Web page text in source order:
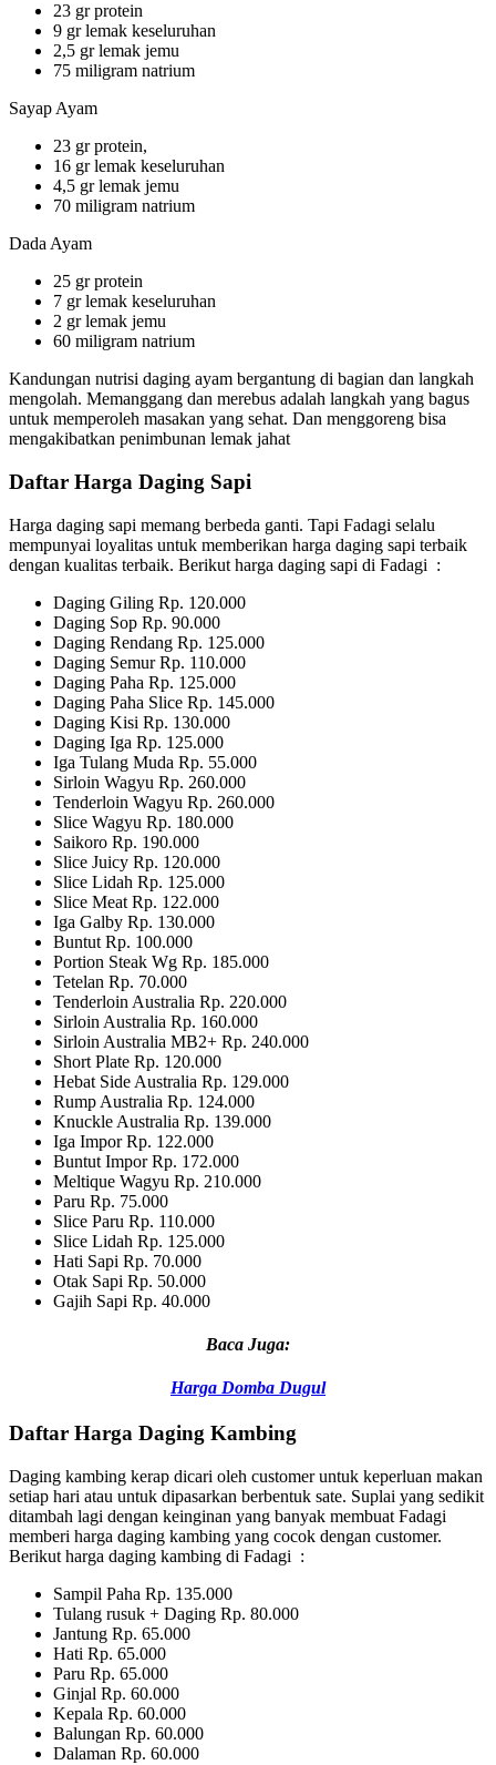
23 gr protein
9 gr lemak keseluruhan
2,5 gr lemak jemu
75 miligram natrium
Sayap Ayam
23 gr protein,
16 gr lemak keseluruhan
4,5 gr lemak jemu
70 miligram natrium
Dada Ayam
25 gr protein
7 gr lemak keseluruhan
2 gr lemak jemu
60 miligram natrium
Kandungan nutrisi daging ayam bergantung di bagian dan langkah
mengolah. Memanggang dan merebus adalah langkah yang bagus
untuk memperoleh masakan yang sehat. Dan menggoreng bisa
mengakibatkan penimbunan lemak jahat
Daftar Harga Daging Sapi
Harga daging sapi memang berbeda ganti. Tapi Fadagi selalu
mempunyai loyalitas untuk memberikan harga daging sapi terbaik
dengan kualitas terbaik. Berikut harga daging sapi di Fadagi :
Daging Giling Rp. 120.000
Daging Sop Rp. 90.000
Daging Rendang Rp. 125.000
Daging Semur Rp. 110.000
Daging Paha Rp. 125.000
Daging Paha Slice Rp. 145.000
Daging Kisi Rp. 130.000
Daging Iga Rp. 125.000
Iga Tulang Muda Rp. 55.000
Sirloin Wagyu Rp. 260.000
Tenderloin Wagyu Rp. 260.000
Slice Wagyu Rp. 180.000
Saikoro Rp. 190.000
Slice Juicy Rp. 120.000
Slice Lidah Rp. 125.000
Slice Meat Rp. 122.000
Iga Galby Rp. 130.000
Buntut Rp. 100.000
Portion Steak Wg Rp. 185.000
Tetelan Rp. 70.000
Tenderloin Australia Rp. 220.000
Sirloin Australia Rp. 160.000
Sirloin Australia MB2+ Rp. 240.000
Short Plate Rp. 120.000
Hebat Side Australia Rp. 129.000
Rump Australia Rp. 124.000
Knuckle Australia Rp. 139.000
Iga Impor Rp. 122.000
Buntut Impor Rp. 172.000
Meltique Wagyu Rp. 210.000
Paru Rp. 75.000
Slice Paru Rp. 110.000
Slice Lidah Rp. 125.000
Hati Sapi Rp. 70.000
Otak Sapi Rp. 50.000
Gajih Sapi Rp. 40.000
Baca Juga:
Harga Domba Dugul
Daftar Harga Daging Kambing
Daging kambing kerap dicari oleh customer untuk keperluan makan
setiap hari atau untuk dipasarkan berbentuk sate. Suplai yang sedikit
ditambah lagi dengan keinginan yang banyak membuat Fadagi
memberi harga daging kambing yang cocok dengan customer.
Berikut harga daging kambing di Fadagi :
Sampil Paha Rp. 135.000
Tulang rusuk + Daging Rp. 80.000
Jantung Rp. 65.000
Hati Rp. 65.000
Paru Rp. 65.000
Ginjal Rp. 60.000
Kepala Rp. 60.000
Balungan Rp. 60.000
Dalaman Rp. 60.000